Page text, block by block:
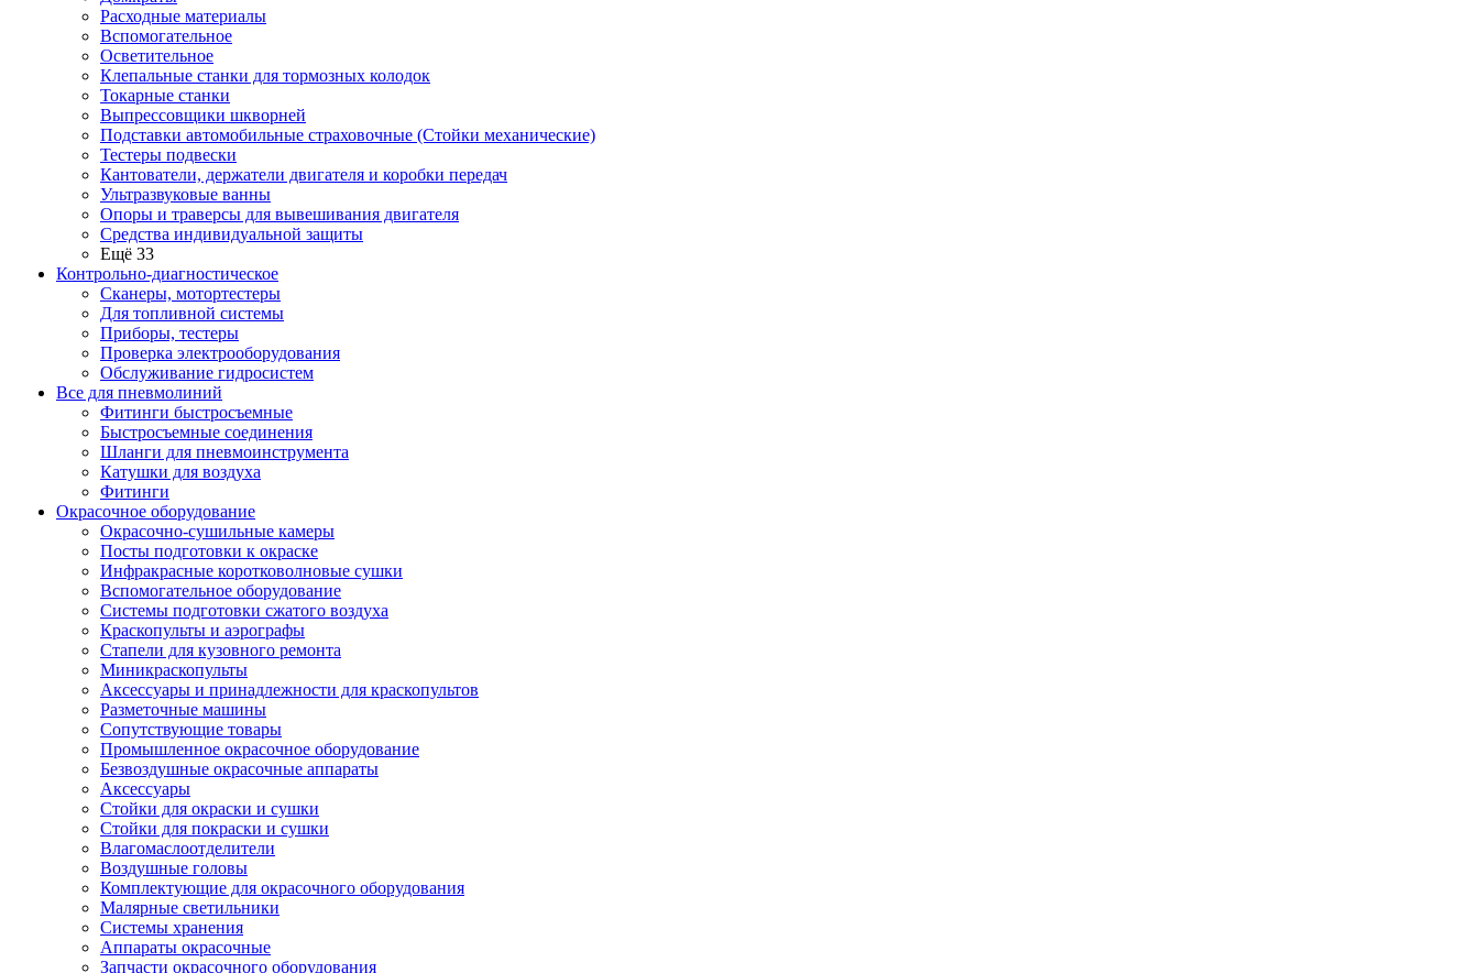
Расходные материалы
Вспомогательное
Осветительное
Клепальные станки для тормозных колодок
Токарные станки
Выпрессовщики шкворней
Подставки автомобильные страховочные (Стойки механические)
Тестеры подвески
Кантователи, держатели двигателя и коробки передач
Ультразвуковые ванны
Опоры и траверсы для вывешивания двигателя
Средства индивидуальной защиты
Ещё 33
Контрольно-диагностическое
Сканеры, мотортестеры
Для топливной системы
Приборы, тестеры
Проверка электрооборудования
Обслуживание гидросистем
Все для пневмолиний
Фитинги быстросъемные
Быстросъемные соединения
Шланги для пневмоинструмента
Катушки для воздуха
Фитинги
Окрасочное оборудование
Окрасочно-сушильные камеры
Посты подготовки к окраске
Инфракрасные коротковолновые сушки
Вспомогательное оборудование
Системы подготовки сжатого воздуха
Краскопульты и аэрографы
Стапели для кузовного ремонта
Миникраскопульты
Аксессуары и принадлежности для краскопультов
Разметочные машины
Сопутствующие товары
Промышленное окрасочное оборудование
Безвоздушные окрасочные аппараты
Аксессуары
Стойки для окраски и сушки
Стойки для покраски и сушки
Влагомаслоотделители
Воздушные головы
Комплектующие для окрасочного оборудования
Малярные светильники
Системы хранения
Аппараты окрасочные
Запчасти окрасочного оборудования